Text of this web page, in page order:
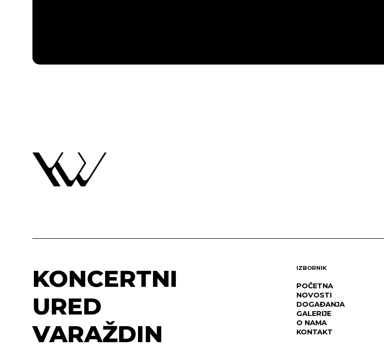
KONCERTNI
URED
VARAŽDIN
IZBORNIK
POČETNA
NOVOSTI
DOGAĐANJA
GALERIJE
O NAMA
KONTAKT